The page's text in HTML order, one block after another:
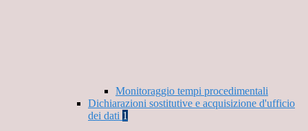
Monitoraggio tempi procedimentali
Dichiarazioni sostitutive e acquisizione d'ufficio
dei dati 1